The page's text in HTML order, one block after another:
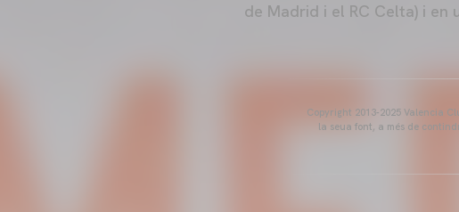
de Madrid i el RC Celta) i en
Copyright 2013-2025 Valencia
la seua font, a més de